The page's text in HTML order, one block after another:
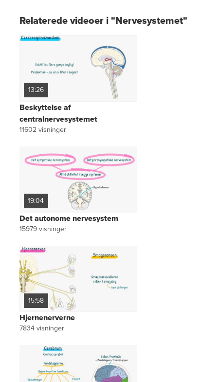
Relaterede videoer i "Nervesystemet"
13:26
Beskyttelse af
centralnervesystemet
11602visninger
19:04
Det autonome nervesystem
15979visninger
15:58
Hjernenerverne
7834visninger